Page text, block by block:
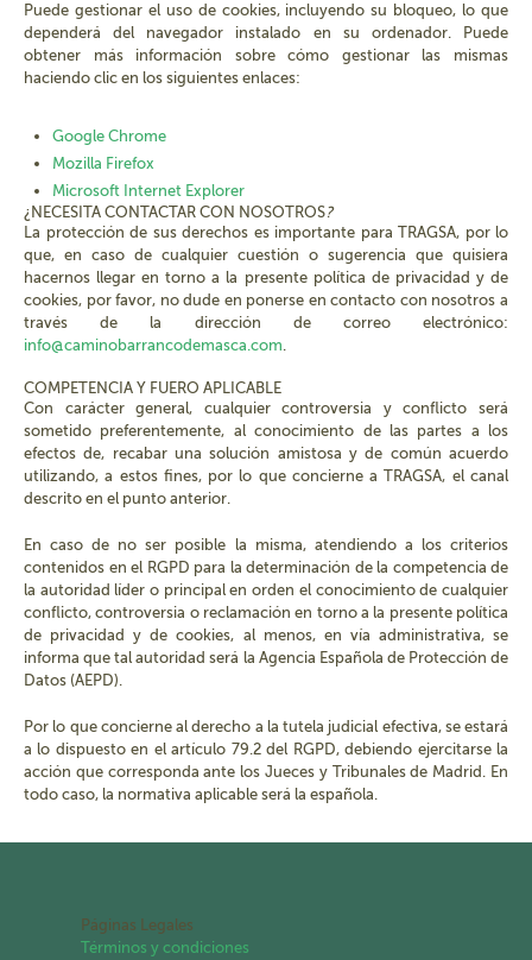
Puede gestionar el uso de cookies, incluyendo su bloqueo, lo que
dependerá del navegador instalado en su ordenador. Puede
obtener más información sobre cómo gestionar las mismas
haciendo clic en los siguientes enlaces:
Google Chrome
Mozilla Firefox
Microsoft Internet Explorer
¿NECESITA CONTACTAR CON NOSOTROS?
La protección de sus derechos es importante para TRAGSA, por lo
que, en caso de cualquier cuestión o sugerencia que quisiera
hacernos llegar en torno a la presente política de privacidad y de
cookies, por favor, no dude en ponerse en contacto con nosotros a
través de la dirección de correo electrónico:
info@caminobarrancodemasca.com.
COMPETENCIA Y FUERO APLICABLE
Con carácter general, cualquier controversia y conflicto será
sometido preferentemente, al conocimiento de las partes a los
efectos de, recabar una solución amistosa y de común acuerdo
utilizando, a estos fines, por lo que concierne a TRAGSA, el canal
descrito en el punto anterior.
En caso de no ser posible la misma, atendiendo a los criterios
contenidos en el RGPD para la determinación de la competencia de
la autoridad líder o principal en orden el conocimiento de cualquier
conflicto, controversia o reclamación en torno a la presente política
de privacidad y de cookies, al menos, en vía administrativa, se
informa que tal autoridad será la Agencia Española de Protección de
Datos (AEPD).
Por lo que concierne al derecho a la tutela judicial efectiva, se estará
a lo dispuesto en el artículo 79.2 del RGPD, debiendo ejercitarse la
acción que corresponda ante los Jueces y Tribunales de Madrid. En
todo caso, la normativa aplicable será la española.
Páginas Legales
Términos y condiciones